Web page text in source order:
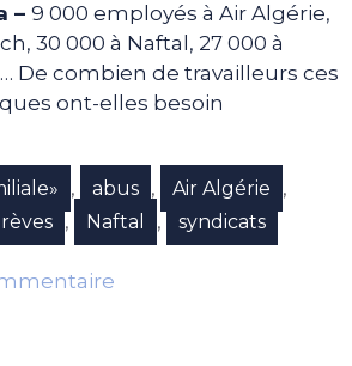
– 9 000 employés à Air Algérie,
30 000 à Naftal, 27 000 à
De combien de travailleurs ces
ont-elles besoin
, abus , Air Algérie ,
, Naftal , syndicats